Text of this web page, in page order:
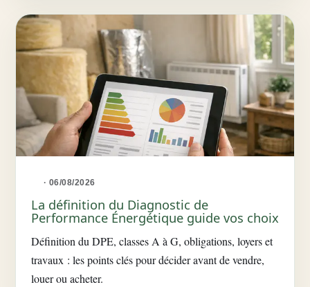
· 06/08/2026
La définition du Diagnostic de
Performance Énergétique guide vos choix
Définition du DPE, classes A à G, obligations, loyers et
travaux : les points clés pour décider avant de vendre,
louer ou acheter.